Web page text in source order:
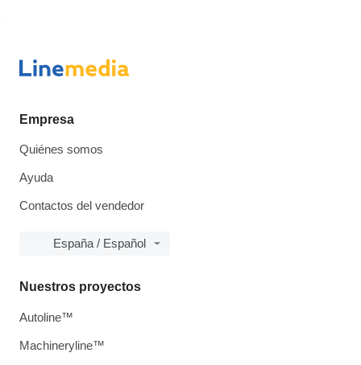
Empresa
Quiénes somos
Ayuda
Contactos del vendedor
España / Español
Nuestros proyectos
Autoline™
Machineryline™